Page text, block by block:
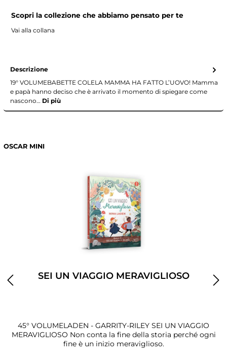
Scopri la collezione che abbiamo pensato per te
Vai alla collana
Descrizione
19° VOLUMEBABETTE COLELA MAMMA HA FATTO L’UOVO! Mamma
e papà hanno deciso che è arrivato il momento di spiegare come
nascono… Di più
OSCAR MINI
SEI UN VIAGGIO MERAVIGLIOSO
45° VOLUMELADEN - GARRITY-RILEY SEI UN VIAGGIO
MERAVIGLIOSO Non conta la fine della storia perché ogni
fine è un inizio meraviglioso.